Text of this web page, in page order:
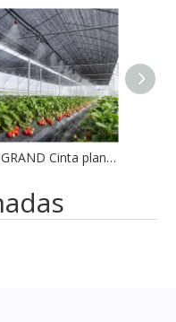
SUGRAND Cinta plana Tela de sombra negra